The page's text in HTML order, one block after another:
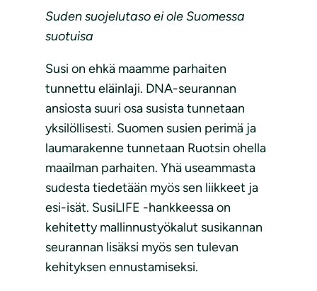
Suden suojelutaso ei ole Suomessa
suotuisa
Susi on ehkä maamme parhaiten
tunnettu eläinlaji. DNA-seurannan
ansiosta suuri osa susista tunnetaan
yksilöllisesti. Suomen susien perimä ja
laumarakenne tunnetaan Ruotsin ohella
maailman parhaiten. Yhä useammasta
sudesta tiedetään myös sen liikkeet ja
esi-isät. SusiLIFE -hankkeessa on
kehitetty mallinnustyökalut susikannan
seurannan lisäksi myös sen tulevan
kehityksen ennustamiseksi.